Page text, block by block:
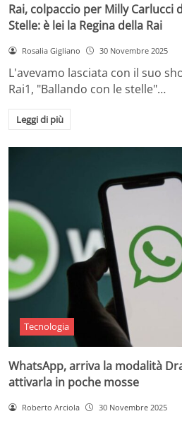
Rai, colpaccio per Milly Carlucci
Stelle: è lei la Regina della Rai
Rosalia Gigliano 30 Novembre 2025
L'avevamo lasciata con il suo
Rai1, "Ballando con le stelle"…
Leggi di più
Tecnologia
WhatsApp, arriva la modalità
attivarla in poche mosse
Roberto Arciola 30 Novembre 2025